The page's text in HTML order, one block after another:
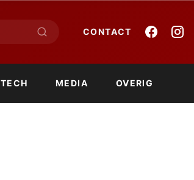
CONTACT
TECH MEDIA OVERIG